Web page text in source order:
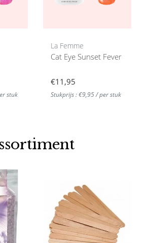
stuk
La Femme
Cat Eye Sunset Fever
€11,95
Stukprijs : €9,95 / per stuk